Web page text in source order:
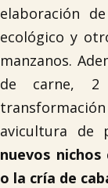
elaboración
ecológico y
manzanos.
de carne,
avicultura de
nuevos nichos
o la cría de